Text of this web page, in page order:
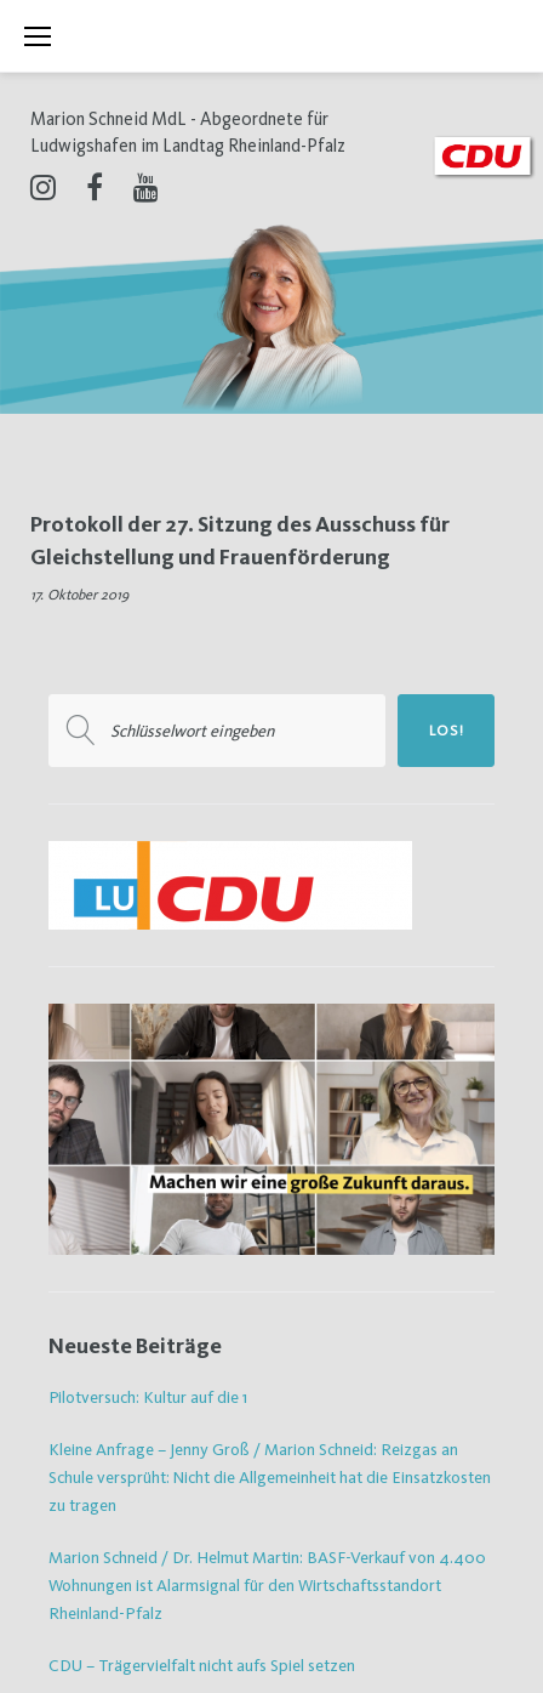
Inhalt
Marion Schneid MdL - Abgeordnete für
Ludwigshafen im Landtag Rheinland-Pfalz
Schlagwort:
Sexismus
Protokoll der 27. Sitzung des Ausschuss für
Gleichstellung und Frauenförderung
17. Oktober 2019
nach:
LOS!
Neueste Beiträge
Pilotversuch: Kultur auf die 1
Kleine Anfrage – Jenny Groß / Marion Schneid: Reizgas an
Schule versprüht: Nicht die Allgemeinheit hat die Einsatzkosten
zu tragen
Marion Schneid / Dr. Helmut Martin: BASF-Verkauf von 4.400
Wohnungen ist Alarmsignal für den Wirtschaftsstandort
Rheinland-Pfalz
CDU – Trägervielfalt nicht aufs Spiel setzen